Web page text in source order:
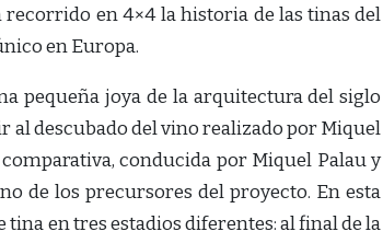
en 4×4 la historia de las tinas del
en Europa.
pequeña joya de la arquitectura del siglo
al descubado del vino realizado por Miquel
conducida por Miquel Palau y
de los precursores del proyecto. En esta
tina en tres estadios diferentes: al final de la